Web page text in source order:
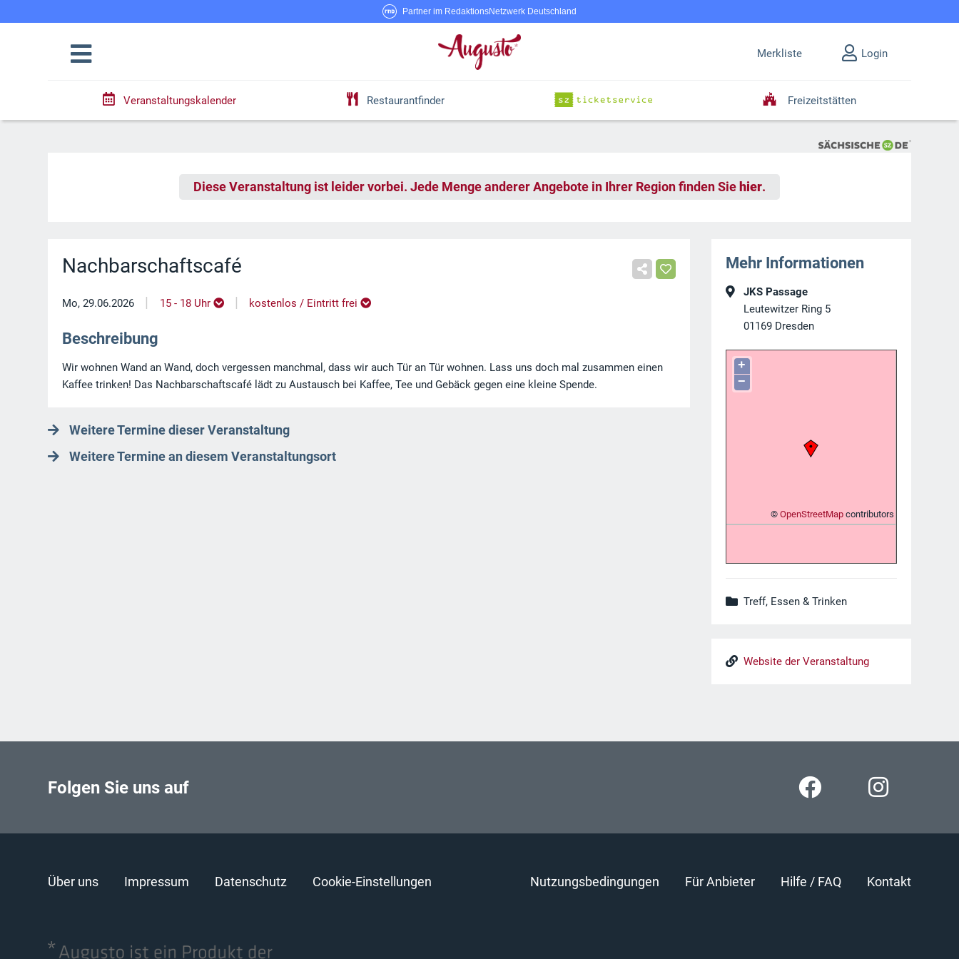
Partner im RedaktionsNetzwerk Deutschland
Merkliste Login
Veranstaltungskalender Restaurantfinder Freizeitstätten
Diese Veranstaltung ist leider vorbei. Jede Menge anderer Angebote in Ihrer Region finden Sie hier.
Nachbarschaftscafé
Mo, 29.06.2026 | 15 - 18 Uhr | kostenlos / Eintritt frei
Beschreibung
Wir wohnen Wand an Wand, doch vergessen manchmal, dass wir auch Tür an Tür wohnen. Lass uns doch mal zusammen einen
Kaffee trinken! Das Nachbarschaftscafé lädt zu Austausch bei Kaffee, Tee und Gebäck gegen eine kleine Spende.
Weitere Termine dieser Veranstaltung
Weitere Termine an diesem Veranstaltungsort
Mehr Informationen
JKS Passage
Leutewitzer Ring 5
01169 Dresden
+
−
© OpenStreetMapcontributors
Treff, Essen & Trinken
Website der Veranstaltung
Folgen Sie uns auf
Über uns Impressum Datenschutz Cookie-Einstellungen Nutzungsbedingungen Für Anbieter Hilfe / FAQ Kontakt